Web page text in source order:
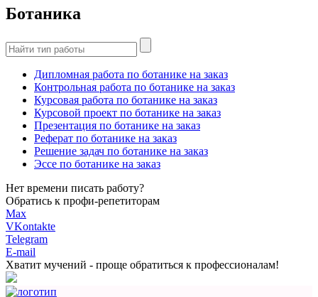
Ботаника
Дипломная работа по ботанике на заказ
Контрольная работа по ботанике на заказ
Курсовая работа по ботанике на заказ
Курсовой проект по ботанике на заказ
Презентация по ботанике на заказ
Реферат по ботанике на заказ
Решение задач по ботанике на заказ
Эссе по ботанике на заказ
Нет времени писать работу?
Обратись к профи-репетиторам
Max
VKontakte
Telegram
E-mail
Хватит мучений - проще обратиться к профессионалам!